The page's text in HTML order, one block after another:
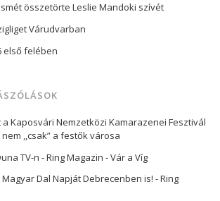
összetörte Leslie Mandoki szívét
Várudvarban
első felében
Kaposvári Nemzetközi Kamarazenei Fesztivál
,,csak” a festők városa
TV-n - Ring Magazin -Vár a Víg
Dal Napját Debrecenben is! - Ring